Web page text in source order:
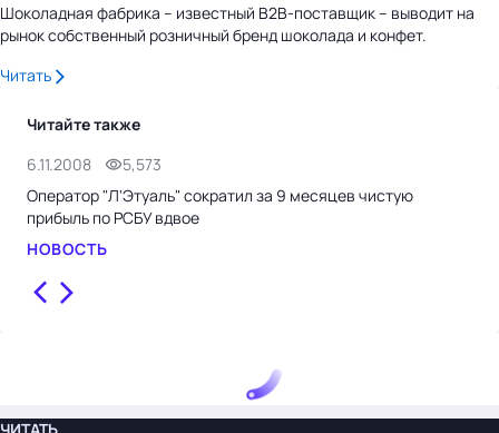
Шоколадная фабрика – известный B2B-поставщик – выводит на
рынок собственный розничный бренд шоколада и конфет.
Читать
Читайте также
6.11.2008
5,573
Оператор "Л'Этуаль" сократил за 9 месяцев чистую
прибыль по РСБУ вдвое
НОВОСТЬ